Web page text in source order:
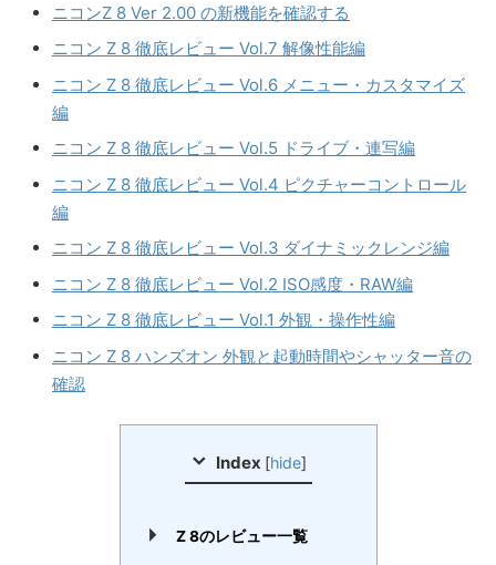
ニコンZ 8 Ver 2.00 の新機能を確認する
ニコン Z 8 徹底レビュー Vol.7 解像性能編
ニコン Z 8 徹底レビュー Vol.6 メニュー・カスタマイズ
編
ニコン Z 8 徹底レビュー Vol.5 ドライブ・連写編
ニコン Z 8 徹底レビュー Vol.4 ピクチャーコントロール
編
ニコン Z 8 徹底レビュー Vol.3 ダイナミックレンジ編
ニコン Z 8 徹底レビュー Vol.2 ISO感度・RAW編
ニコン Z 8 徹底レビュー Vol.1 外観・操作性編
ニコン Z 8 ハンズオン 外観と起動時間やシャッター音の
確認
Index [hide]
Z 8のレビュー一覧